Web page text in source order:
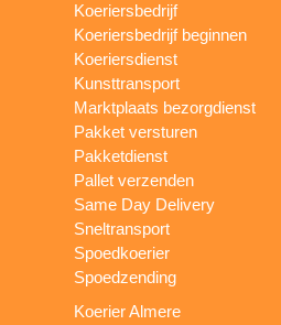
Koeriersbedrijf
Koeriersbedrijf beginnen
Koeriersdienst
Kunsttransport
Marktplaats bezorgdienst
Pakket versturen
Pakketdienst
Pallet verzenden
Same Day Delivery
Sneltransport
Spoedkoerier
Spoedzending
Koerier Almere